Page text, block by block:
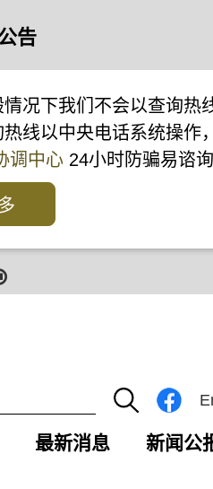
告
况下我们不会以查询热
线以中央电话系统操作
调中心 24小时防骗易谘
最新消息 新闻公